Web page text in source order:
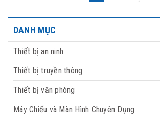
DANH MỤC
Thiết bị an ninh
Thiết bị truyền thông
Thiết bị văn phòng
Máy Chiếu và Màn Hình Chuyên Dụng